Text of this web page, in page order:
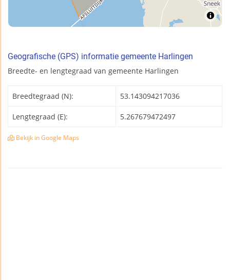
Geografische (GPS) informatie gemeente Harlingen
Breedte- en lengtegraad van gemeente Harlingen
Breedtegraad (N): 53.143094217036
Lengtegraad (E): 5.267679472497
Bekijk in Google Maps